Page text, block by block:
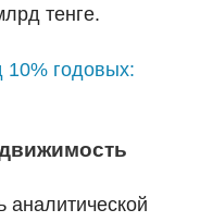
тенге.
10% годовых:
аналитической